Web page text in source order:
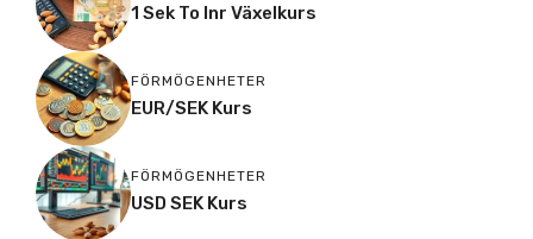
1 Sek To Inr Växelkurs
FÖRMÖGENHETER
EUR/SEK Kurs
FÖRMÖGENHETER
USD SEK Kurs